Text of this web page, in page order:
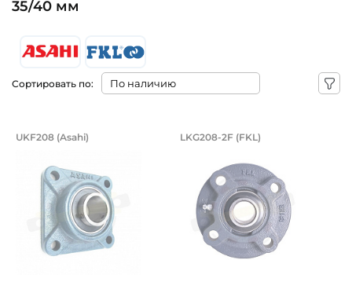
35/40 мм
Сортировать по:
Подшипниковый узел на вал 35/40
UKF208 (Asahi) Корпус с
LKG208-2F (FKL)